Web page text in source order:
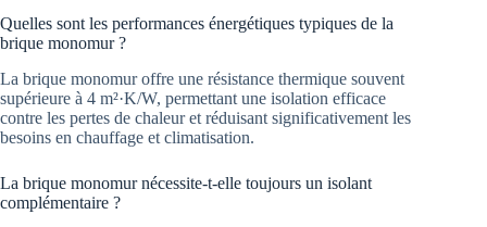
Quelles sont les performances énergétiques typiques de la
brique monomur ?
La brique monomur offre une résistance thermique souvent
supérieure à 4 m²·K/W, permettant une isolation efficace
contre les pertes de chaleur et réduisant significativement les
besoins en chauffage et climatisation.
La brique monomur nécessite-t-elle toujours un isolant
complémentaire ?